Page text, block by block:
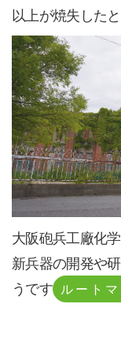
以上が焼失したと
大阪砲兵工廠化
新兵器の開発や
うです ルート